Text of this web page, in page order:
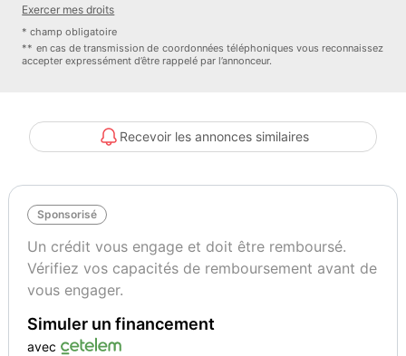
Vignette Crit’Air
Garantie mécanique
Spoticar-Premium 12 Mois
Exercer mes droits
* champ obligatoire
** en cas de transmission de coordonnées téléphoniques vous reconnaissez
accepter expressément d’être rappelé par l’annonceur.
Recevoir les annonces similaires
Sponsorisé
Un crédit vous engage et doit être remboursé.
Vérifiez vos capacités de remboursement avant de
vous engager.
Simuler un financement
avec